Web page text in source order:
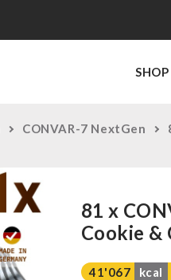
SHOP
CONVAR-7 NextGen
81 x
Cookie &
41'067 kcal